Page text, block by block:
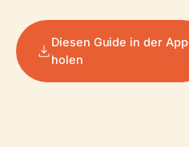
Diesen Guide in der App
holen